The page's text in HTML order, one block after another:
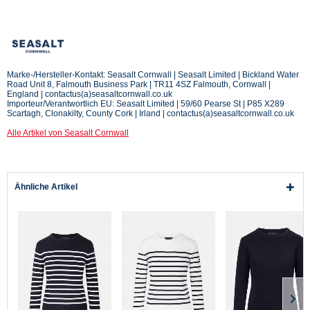
Marke-/Hersteller-Kontakt: Seasalt Cornwall | Seasalt Limited | Bickland Water
Road Unit 8, Falmouth Business Park | TR11 4SZ Falmouth, Cornwall |
England | contactus(a)seasaltcornwall.co.uk
Importeur/Verantwortlich EU: Seasalt Limited | 59/60 Pearse St | P85 X289
Scartagh, Clonakilty, County Cork | Irland | contactus(a)seasaltcornwall.co.uk
Alle Artikel von Seasalt Cornwall
Ähnliche Artikel